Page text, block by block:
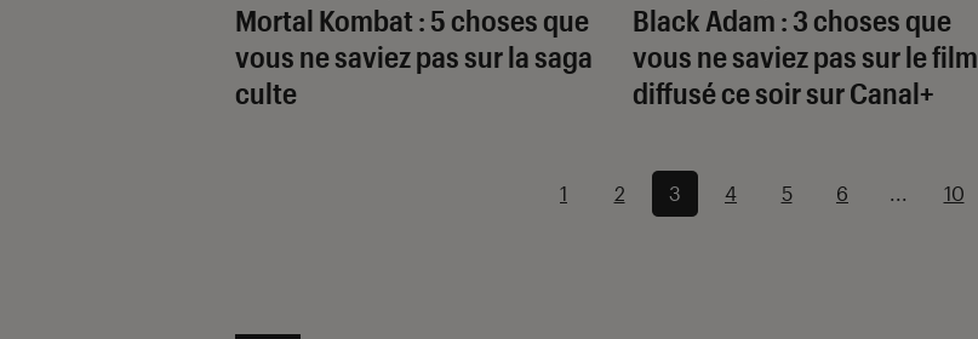
Mortal Kombat : 5 choses que
vous ne saviez pas sur la saga
culte
Black Adam : 3 choses que
vous ne saviez pas sur le film
diffusé ce soir sur Canal+
1 2 3 4 5 6 ... 10